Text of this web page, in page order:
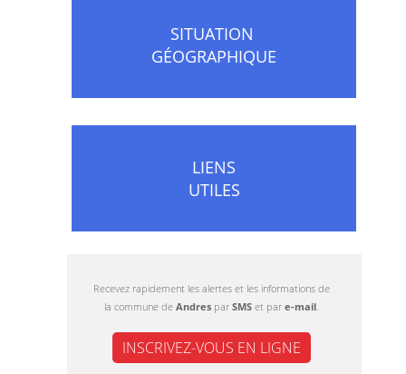
SITUATION
GÉOGRAPHIQUE
LIENS
UTILES
Recevez rapidement les alertes et les informations de
la commune de Andres par SMS et par e-mail.
INSCRIVEZ-VOUS EN LIGNE